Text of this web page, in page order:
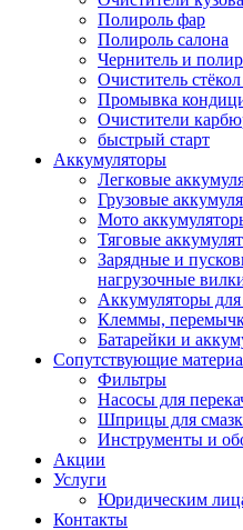
Полироль фар
Полироль салона
Чернитель и
Очиститель
Промывка
Очистители
быстрый старт
Аккумуляторы
Легковые
Грузовые
Мото
Тяговые
Зарядные и
нагрузочные
Аккумуляторы
Клеммы,
Батарейки и
Сопутствующие
Фильтры
Насосы для
Шприцы для
Инструменты и
Акции
Услуги
Юридическим
Контакты